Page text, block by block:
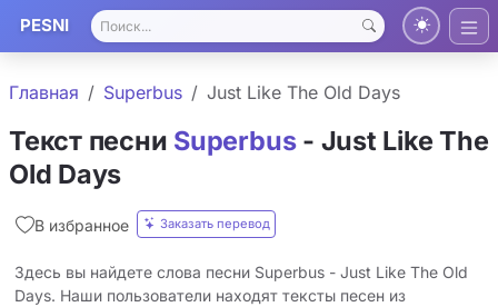
PESNI
Главная Superbus Just Like The Old Days
Текст песни Superbus- Just Like The
Old Days
В избранное Заказать перевод
Здесь вы найдете слова песни Superbus - Just Like The Old
Days. Наши пользователи находят тексты песен из